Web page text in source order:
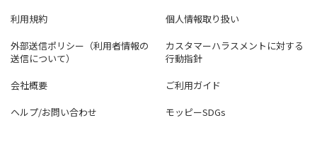
利用規約
個人情報取り扱い
外部送信ポリシー（利用者情報の
送信について）
カスタマーハラスメントに対する
行動指針
会社概要
ご利用ガイド
ヘルプ/お問い合わせ
モッピーSDGs